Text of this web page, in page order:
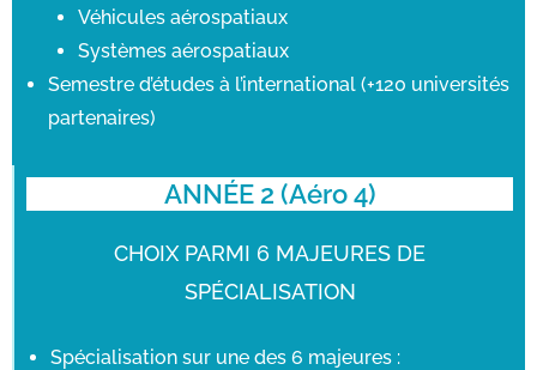
Véhicules aérospatiaux
Systèmes aérospatiaux
Semestre d’études à l’international (+120 universités
partenaires)
ANNÉE 2 (Aéro 4)
CHOIX PARMI 6 MAJEURES DE
SPÉCIALISATION
Spécialisation sur une des 6 majeures :